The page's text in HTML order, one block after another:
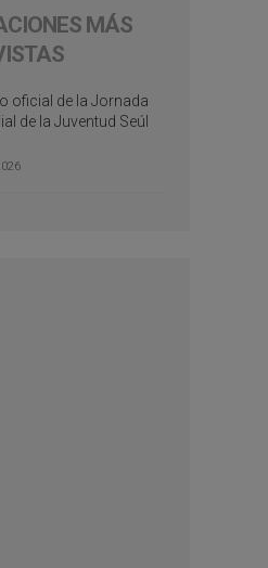
MÁS
oficial de la Jornada
de la Juventud Seúl